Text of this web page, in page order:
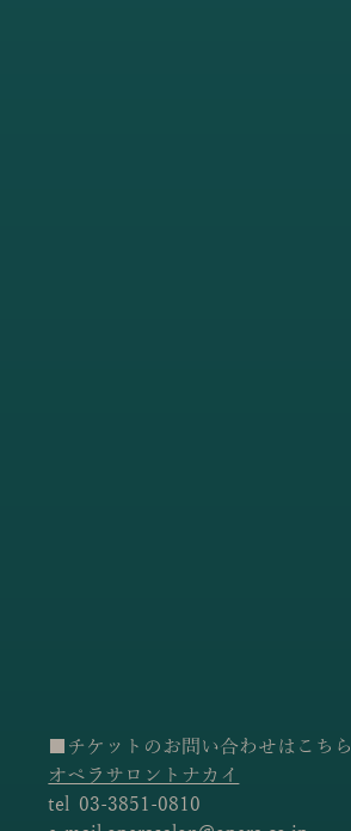
■チケットのお問い合わせはこちら
オペラサロントナカイ
tel  03-3851-0810